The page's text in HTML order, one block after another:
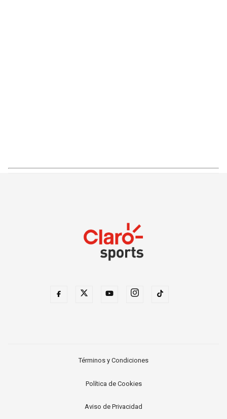
Términos y Condiciones
Política de Cookies
Aviso de Privacidad